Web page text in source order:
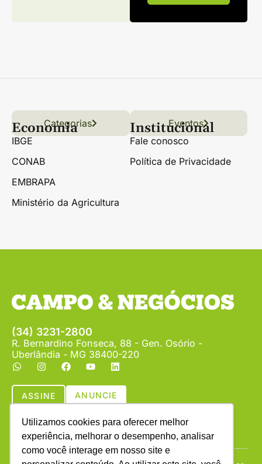
Utilizamos cookies para oferecer melhor
experiência, melhorar o desempenho, analisar
como você interage em nosso site e
Links úteis
Conteúdo Grãos
Florestas Hortifrúti
Categorias Eventos
Economia
IBGE
CONAB
EMBRAPA
Ministério da Agricultura
Institucional
Fale conosco
Política de Privacidade
(34) 3231-2800
R. Bernardino Fonseca, 88 - Gen. Osório -
Uberlândia - MG 38400-220
ASSINE ANUNCIE